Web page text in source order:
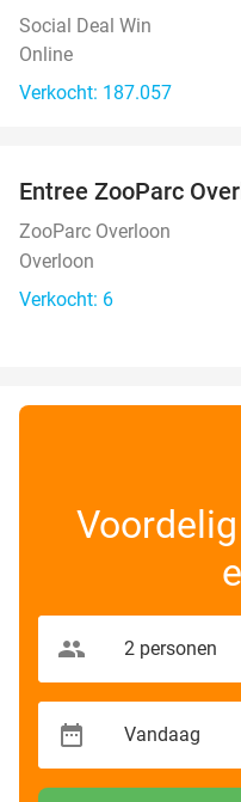
Social Deal Win
Online
Verkocht: 187.057
TODAY
Entree ZooParc
ZooParc Overloon
Overloon
Verkocht: 6